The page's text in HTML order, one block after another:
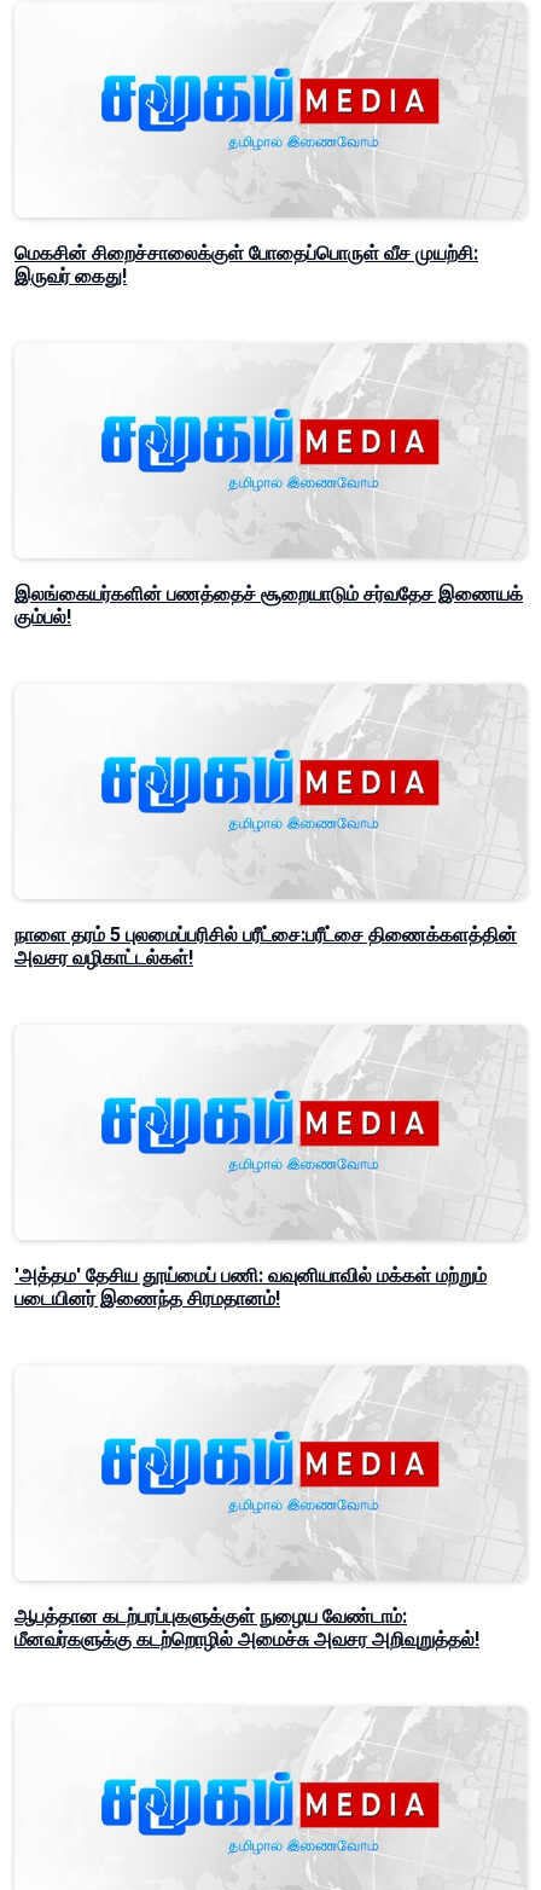
மெகசின் சிறைச்சாலைக்குள் போதைப்பொருள் வீச முயற்சி:
இருவர் கைது!
இலங்கையர்களின் பணத்தைச் சூறையாடும் சர்வதேச இணையக்
கும்பல்!
நாளை தரம் 5 புலமைப்பரிசில் பரீட்சை:பரீட்சை திணைக்களத்தின்
அவசர வழிகாட்டல்கள்!
'அத்தம' தேசிய தூய்மைப் பணி: வவுனியாவில் மக்கள் மற்றும்
படையினர் இணைந்த சிரமதானம்!
ஆபத்தான கடற்பரப்புகளுக்குள் நுழைய வேண்டாம்:
மீனவர்களுக்கு கடற்றொழில் அமைச்சு அவசர அறிவுறுத்தல்!